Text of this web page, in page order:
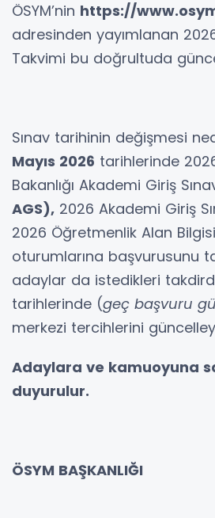
ÖSYM’nin https://
adresinden yayımlanan
Takvimi bu doğrultuda
Sınav tarihinin değişmesi
Mayıs 2026 tarihlerinde
Bakanlığı Akademi Giriş
AGS), 2026 Akademi Giriş
2026 Öğretmenlik Alan
oturumlarına başvurusunu
adaylar da istedikleri
tarihlerinde (geç başvuru
merkezi tercihlerini
Adaylara ve kamuoyuna
duyurulur.
ÖSYM BAŞKANLIĞI